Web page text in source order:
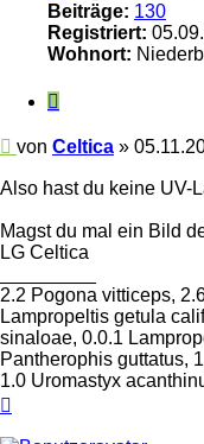
Beiträge: 130
Registriert:
Wohnort:
Zitieren
Beitrag
von Celtica »
Also hast du keine UV-
Magst du mal ein Bild
LG Celtica
2.2 Pogona vitticeps,
Lampropeltis getula
sinaloae, 0.0.1
Pantherophis guttatus,
1.0 Uromastyx